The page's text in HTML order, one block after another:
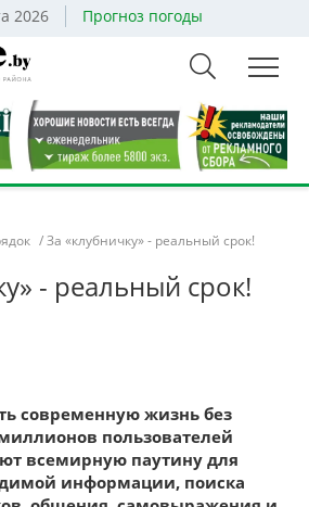
2026 Прогноз погоды
/ За «клубничку» - реальный срок!
- реальный срок!
современную жизнь без
пользователей
всемирную паутину для
информации, поиска